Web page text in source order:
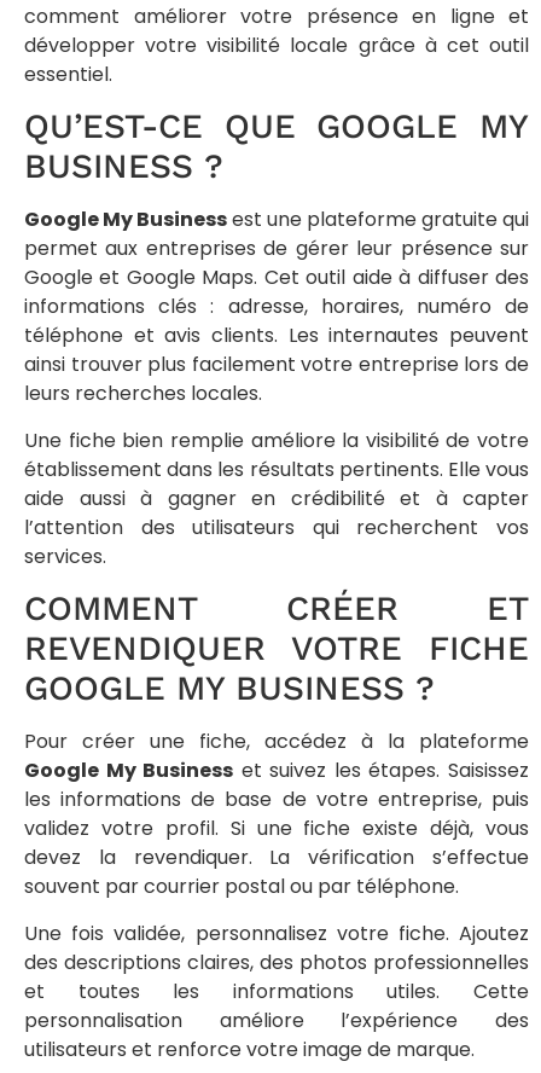
comment améliorer votre présence en ligne et
développer votre visibilité locale grâce à cet outil
essentiel.
QU’EST-CE QUE GOOGLE MY
BUSINESS ?
Google My Businessest une plateforme gratuite qui
permet aux entreprises de gérer leur présence sur
Google et Google Maps. Cet outil aide à diffuser des
informations clés : adresse, horaires, numéro de
téléphone et avis clients. Les internautes peuvent
ainsi trouver plus facilement votre entreprise lors de
leurs recherches locales.
Une fiche bien remplie améliore la visibilité de votre
établissement dans les résultats pertinents. Elle vous
aide aussi à gagner en crédibilité et à capter
l’attention des utilisateurs qui recherchent vos
services.
COMMENT CRÉER ET
REVENDIQUER VOTRE FICHE
GOOGLE MY BUSINESS ?
Pour créer une fiche, accédez à la plateforme
Google My Business et suivez les étapes. Saisissez
les informations de base de votre entreprise, puis
validez votre profil. Si une fiche existe déjà, vous
devez la revendiquer. La vérification s’effectue
souvent par courrier postal ou par téléphone.
Une fois validée, personnalisez votre fiche. Ajoutez
des descriptions claires, des photos professionnelles
et toutes les informations utiles. Cette
personnalisation améliore l’expérience des
utilisateurs et renforce votre image de marque.